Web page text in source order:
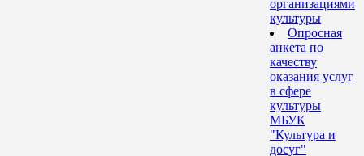
организациями
культуры
Опросная
анкета по
качеству
оказания услуг
в сфере
культуры
МБУК
"Культура и
досуг"